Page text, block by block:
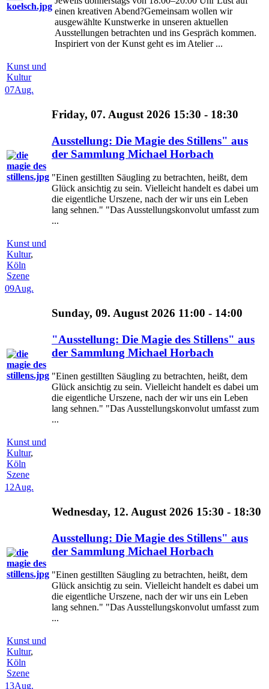
einen kreativen Abend?Gemeinsam wollen wir
ausgewählte Kunstwerke in unseren aktuellen
Ausstellungen betrachten und ins Gespräch kommen.
Inspiriert von der Kunst geht es im Atelier ...
Kunst und
Kultur
07Aug.
Friday, 07. August 2026 15:30 - 18:30
Ausstellung: Die Magie des Stillens" aus
der Sammlung Michael Horbach
"Einen gestillten Säugling zu betrachten, heißt, dem
Glück ansichtig zu sein. Vielleicht handelt es dabei um
die eigentliche Urszene, nach der wir uns ein Leben
lang sehnen." "Das Ausstellungskonvolut umfasst zum
...
Kunst und
Kultur,
Köln
Szene
09Aug.
Sunday, 09. August 2026 11:00 - 14:00
"Ausstellung: Die Magie des Stillens" aus
der Sammlung Michael Horbach
"Einen gestillten Säugling zu betrachten, heißt, dem
Glück ansichtig zu sein. Vielleicht handelt es dabei um
die eigentliche Urszene, nach der wir uns ein Leben
lang sehnen." "Das Ausstellungskonvolut umfasst zum
...
Kunst und
Kultur,
Köln
Szene
12Aug.
Wednesday, 12. August 2026 15:30 - 18:30
Ausstellung: Die Magie des Stillens" aus
der Sammlung Michael Horbach
"Einen gestillten Säugling zu betrachten, heißt, dem
Glück ansichtig zu sein. Vielleicht handelt es dabei um
die eigentliche Urszene, nach der wir uns ein Leben
lang sehnen." "Das Ausstellungskonvolut umfasst zum
...
Kunst und
Kultur,
Köln
Szene
13Aug.